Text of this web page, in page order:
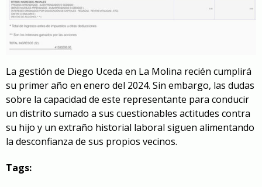
La gestión de Diego Uceda en La Molina recién cumplirá
su primer año en enero del 2024. Sin embargo, las dudas
sobre la capacidad de este representante para conducir
un distrito sumado a sus cuestionables actitudes contra
su hijo y un extraño historial laboral siguen alimentando
la desconfianza de sus propios vecinos.
Tags: